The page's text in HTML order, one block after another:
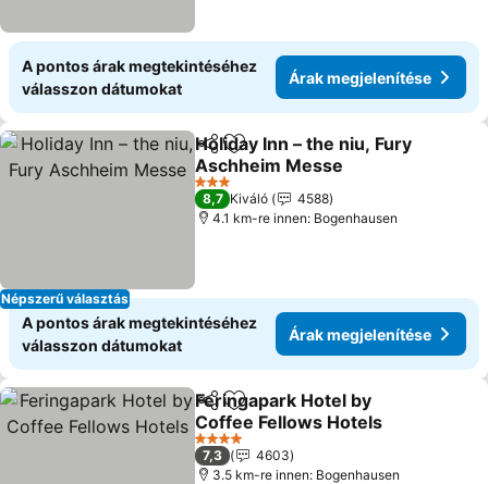
A pontos árak megtekintéséhez
válasszon dátumokat
Árak megjelenítése
Népszerű választás
Megosztás
Hozzáadás a kedvencekhez
Holiday Inn – the niu, Fury
Aschheim Messe
Árak megjelenítése
3 Kategória
8,7 Kiváló
4588
4.1 km-re innen: Bogenhausen
A pontos árak megtekintéséhez
válasszon dátumokat
Árak megjelenítése
Megosztás
Hozzáadás a kedvencekhez
Feringapark Hotel by
Coffee Fellows Hotels
Árak megjelenítése
4 Kategória
7,3
4603
3.5 km-re innen: Bogenhausen